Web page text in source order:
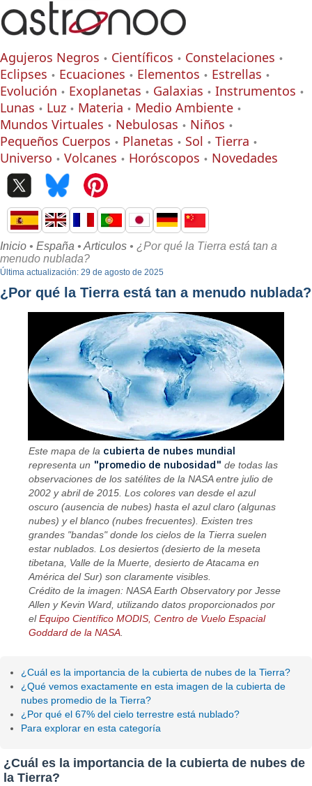
Agujeros Negros Científicos
Constelaciones
Eclipses
Ecuaciones Elementos
Estrellas
Evolución
Exoplanetas Galaxias
Instrumentos
Lunas
Luz Materia
Medio Ambiente
Mundos Virtuales
Nebulosas
Niños
Pequeños Cuerpos
Planetas Sol
Tierra
Universo
Volcanes Horóscopos Novedades
Inicio • España • Articulos • ¿Por qué la Tierra está tan a
menudo nublada?
Última actualización: 29 de agosto de 2025
¿Por qué la Tierra está tan a menudo nublada?
Este mapa de la cubierta de nubes mundial
representa un "promedio de nubosidad" de todas las
observaciones de los satélites de la NASA entre julio de
2002 y abril de 2015. Los colores van desde el azul
oscuro (ausencia de nubes) hasta el azul claro (algunas
nubes) y el blanco (nubes frecuentes). Existen tres
grandes "bandas" donde los cielos de la Tierra suelen
estar nublados. Los desiertos (desierto de la meseta
tibetana, Valle de la Muerte, desierto de Atacama en
América del Sur) son claramente visibles.
Crédito de la imagen: NASA Earth Observatory por Jesse
Allen y Kevin Ward, utilizando datos proporcionados por
elEquipo Científico MODIS, Centro de Vuelo Espacial
Goddard de la NASA.
¿Cuál es la importancia de la cubierta de nubes de la Tierra?
¿Qué vemos exactamente en esta imagen de la cubierta de
nubes promedio de la Tierra?
¿Por qué el 67% del cielo terrestre está nublado?
Para explorar en esta categoría
¿Cuál es la importancia de la cubierta de nubes de
la Tierra?